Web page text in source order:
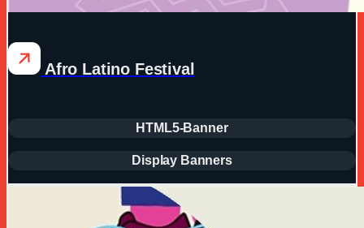
Afro Latino Festival
HTML5-Banner
Display Banners